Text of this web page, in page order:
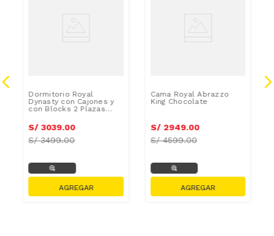
Dormitorio Royal
Dynasty con Cajones y
con Blocks 2 Plazas
S/ 3039.00
S/3499.00
Cama Royal Abrazzo
King Chocolate
S/ 2949.00
S/4599.00